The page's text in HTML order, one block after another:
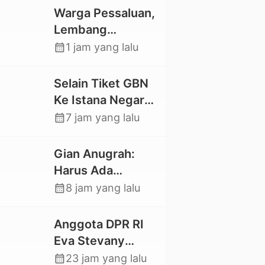
Warga Pessaluan,
Lembang
Gandangbatu
Jalan Kabupaten
calendar_month1 jam yang lalu
Selain Tiket GBN
Ke Istana Negara,
Mahasiswa UKI
juga Lolos ke
Pekan Seni
Mahasiswa
calendar_month7 jam yang lalu
Gian Anugrah:
Harus Ada
Kepastian Hukum
Agar Keluarga
tidak Larut dalam
Trauma dan
calendar_month8 jam yang lalu
Anggota DPR RI
Eva Stevany
Rataba Salurkan
calendar_month23 jam yang lalu